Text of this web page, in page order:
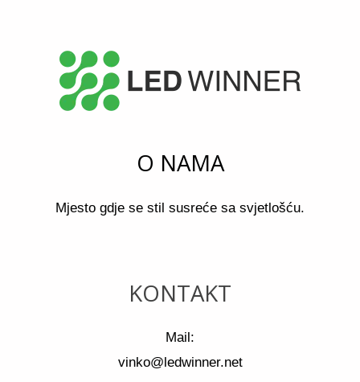
O NAMA
Mjesto gdje se stil susreće sa svjetlošću.
KONTAKT
Mail:
vinko@ledwinner.net